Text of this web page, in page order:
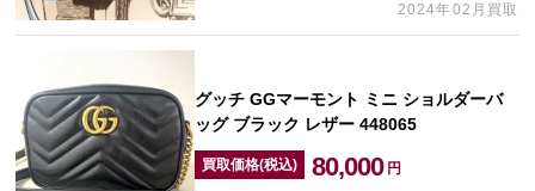
2024年02月買取
グッチ GGマーモント ミニ ショルダーバ
ッグ ブラック レザー 448065
買取価格(税込) 80,000 円